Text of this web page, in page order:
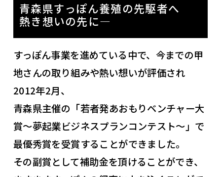
青森県すっぽん養殖の先駆者へ
熱き想いの先に―
すっぽん事業を進めている中で、今までの甲
地さんの取り組みや熱い想いが評価され
2012年2月、
青森県主催の「若者発あおもりベンチャー大
賞～夢起業ビジネスプランコンテスト～」で
最優秀賞を受賞することができました。
その副賞として補助金を頂けることができ、